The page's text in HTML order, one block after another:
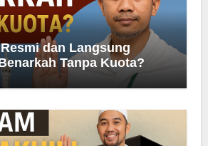
dan Langsung
Tanpa Kuota?